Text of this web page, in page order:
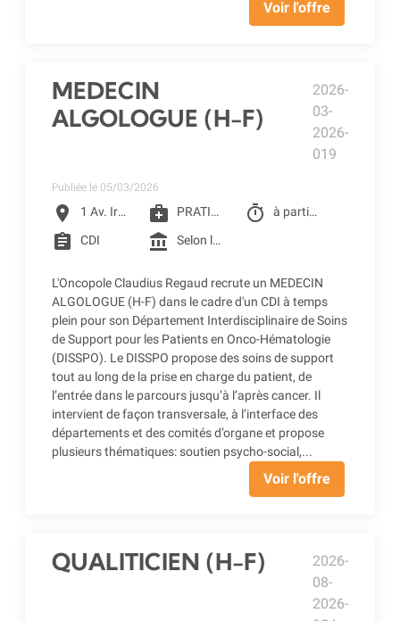
Voir l'offre
MEDECIN
ALGOLOGUE (H-F)
2026-
03-
2026-
019
Publiée le 05/03/2026
location_on 1 Av. Irène Joliot-Curie, Toulouse medical_services PRATICIEN DE CLCC timer à partir du 01/07/2026
assignment CDI account_balance Selon la grille de CLCC (selon profil) + CSE - Crèche d'entreprise - Restaurant d'entreprise - Remboursement des frais de transports (accessibilité bus + Teleo)
L'Oncopole Claudius Regaud recrute un MEDECIN
ALGOLOGUE (H-F) dans le cadre d'un CDI à temps
plein pour son Département Interdisciplinaire de Soins
de Support pour les Patients en Onco-Hématologie
(DISSPO). Le DISSPO propose des soins de support
tout au long de la prise en charge du patient, de
l’entrée dans le parcours jusqu’à l’après cancer. Il
intervient de façon transversale, à l’interface des
départements et des comités d’organe et propose
plusieurs thématiques: soutien psycho-social,...
Voir l'offre
QUALITICIEN (H-F)
2026-
08-
2026-